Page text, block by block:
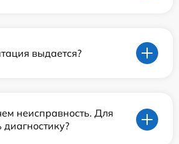
выдается?
неисправность. Для
диагностику?